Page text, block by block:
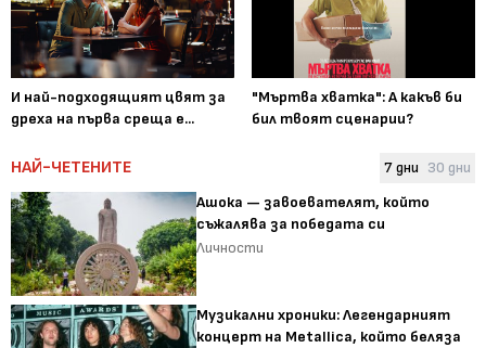
И най-подходящият цвят за
дреха на първа среща е...
"Мъртва хватка": А какъв би
бил твоят сценарии?
НАЙ-ЧЕТЕНИТЕ 7 дни 30 дни
Ашока — завоевателят, който
съжалява за победата си
Личности
Музикални хроники: Легендарният
концерт на Metallica, който беляза